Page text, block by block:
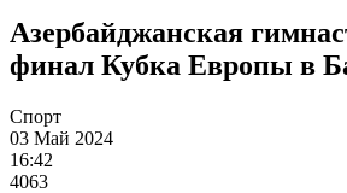
Азербайджанская
финал Кубка Европы в
Спорт
03 Май 2024
16:42
4063